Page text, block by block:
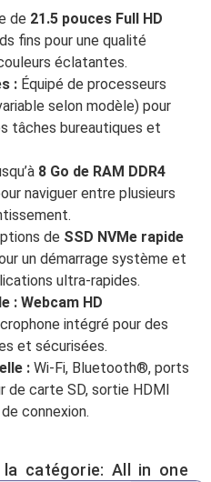
de 21.5 pouces Full HD
fins pour une qualité
éclatantes.
: Équipé de processeurs
selon modèle) pour
tâches bureautiques et
8 Go de RAM DDR4
naviguer entre plusieurs
de SSD NVMe rapide
un démarrage système et
ultra-rapides.
: Webcam HD
intégré pour des
et sécurisées.
: Wi-Fi, Bluetooth®, ports
de carte SD, sortie HDMI
connexion.
catégorie: All in one